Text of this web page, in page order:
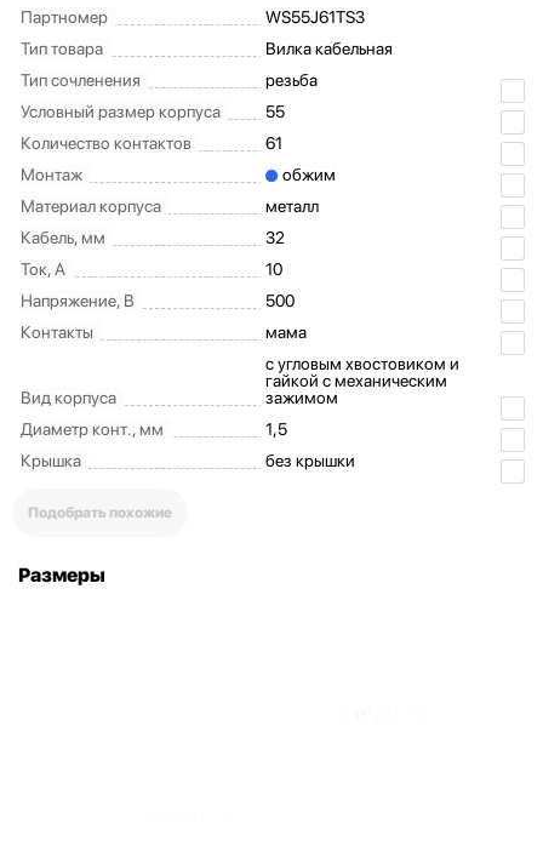
Партномер
WS55J61TS3
Тип товара
Вилка кабельная
Тип сочленения
резьба
Условный размер корпуса
55
Количество контактов
61
Монтаж
обжим
Материал корпуса
металл
Кабель, мм
32
Ток, А
10
Напряжение, В
500
Контакты
мама
Вид корпуса
c угловым хвостовиком и
гайкой с механическим
зажимом
Диаметр конт., мм
1,5
Крышка
без крышки
Подобрать похожие
Размеры